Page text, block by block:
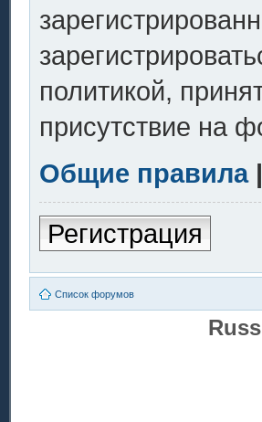
политикой,
присутствие на
Общие правила|
Регистрация
Список форумов